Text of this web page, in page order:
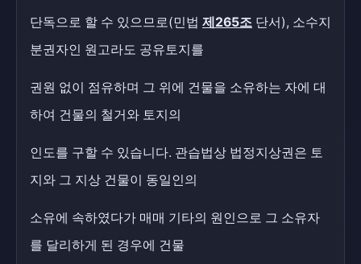
단독으로 할 수 있으므로(민법 제265조 단서), 소수지
분권자인 원고라도 공유토지를
권원 없이 점유하며 그 위에 건물을 소유하는 자에 대
하여 건물의 철거와 토지의
인도를 구할 수 있습니다. 관습법상 법정지상권은 토
지와 그 지상 건물이 동일인의
소유에 속하였다가 매매 기타의 원인으로 그 소유자
를 달리하게 된 경우에 건물